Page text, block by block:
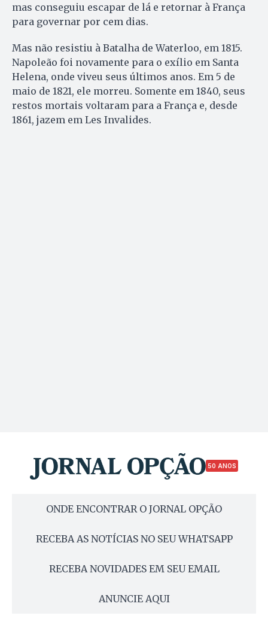
mas conseguiu escapar de lá e retornar à França
para governar por cem dias.
Mas não resistiu à Batalha de Waterloo, em 1815.
Napoleão foi novamente para o exílio em Santa
Helena, onde viveu seus últimos anos. Em 5 de
maio de 1821, ele morreu. Somente em 1840, seus
restos mortais voltaram para a França e, desde
1861, jazem em Les Invalides.
50 ANOS
ONDE ENCONTRAR O JORNAL OPÇÃO
RECEBA AS NOTÍCIAS NO SEU WHATSAPP
RECEBA NOVIDADES EM SEU EMAIL
ANUNCIE AQUI